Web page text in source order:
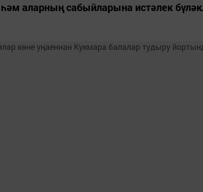
һәм аларның сабыйларына истәлек